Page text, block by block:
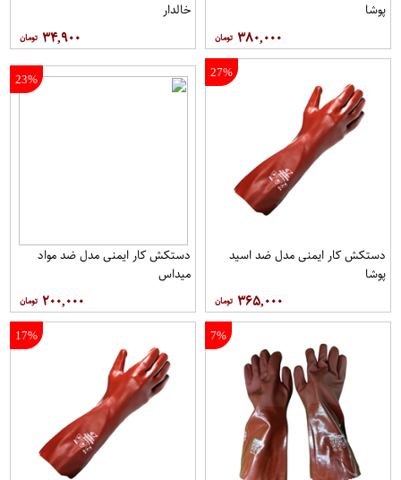
پوشا
۳۸۰,۰۰۰
خالدار
۳۴,۹۰۰
27%
دستکش کار ایمنی مدل ضد اسید
پوشا
۳۶۵,۰۰۰
23%
دستکش کار ایمنی مدل ضد مواد
میداس
۲۰۰,۰۰۰
7%
17%